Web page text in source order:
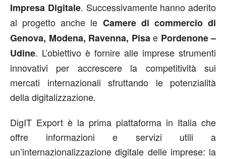
Impresa Digitale. Successivamente hanno aderito
al progetto anche le Camere di commercio di
Genova, Modena, Ravenna, Pisae Pordenone –
Udine. L’obiettivo è fornire alle imprese strumenti
innovativi per accrescere la competitività sui
mercati internazionali sfruttando le potenzialità
della digitalizzazione.
DigIT Export è la prima piattaforma in Italia che
offre informazioni e servizi utili a
un’internazionalizzazione digitale delle imprese: la